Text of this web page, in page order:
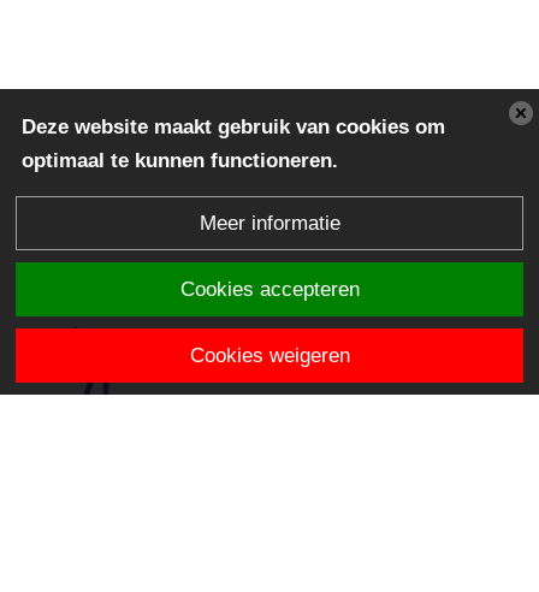
Deze website maakt gebruik van cookies om
optimaal te kunnen functioneren.
Meer informatie
Cookies accepteren
Cookies weigeren